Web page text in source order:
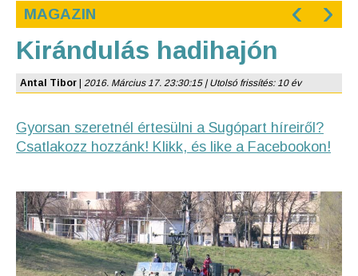
MAGAZIN ‹ ›
Kirándulás hadihajón
Antal Tibor 2016. Március 17. 23:30:15 | Utolsó frissítés: 10 év
Gyorsan szeretnél értesülni a Sugópart híreiről?
Csatlakozz hozzánk! Klikk, és like a Facebookon!